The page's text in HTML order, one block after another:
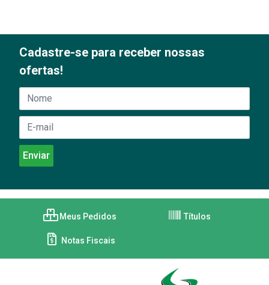
Cadastre-se para receber nossas
ofertas!
Meus Pedidos Títulos
Notas Fiscais